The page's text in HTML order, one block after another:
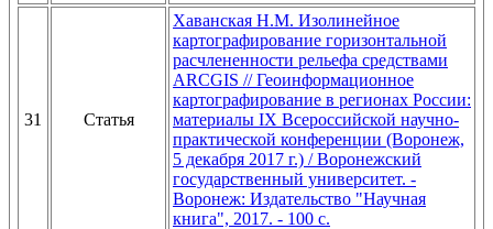
31 Статья
Хаванская Н.М. Изолинейное
картографирование горизонтальной
расчлененности рельефа средствами
ARCGIS // Геоинформационное
картографирование в регионах России:
материалы IX Всероссийской научно-
практической конференции (Воронеж,
5 декабря 2017 г.) / Воронежский
государственный университет. -
Воронеж: Издательство "Научная
книга", 2017. - 100 с.